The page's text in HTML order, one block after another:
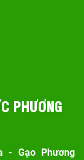
PHƯƠNG
- Gạo Phương